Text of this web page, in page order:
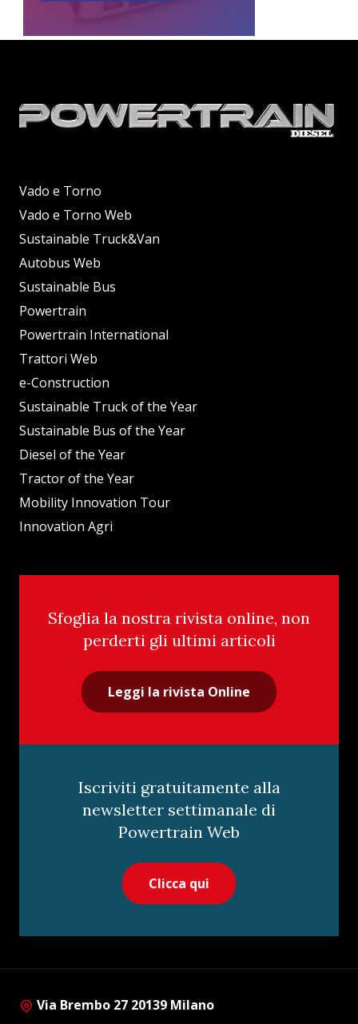
Vado e Torno
Vado e Torno Web
Sustainable Truck&Van
Autobus Web
Sustainable Bus
Powertrain
Powertrain International
Trattori Web
e-Construction
Sustainable Truck of the Year
Sustainable Bus of the Year
Diesel of the Year
Tractor of the Year
Mobility Innovation Tour
Innovation Agri
Sfoglia la nostra rivista online, non
perderti gli ultimi articoli
Leggi la rivista Online
Iscriviti gratuitamente alla
newsletter settimanale di
Powertrain Web
Clicca qui
Via Brembo 27 20139 Milano